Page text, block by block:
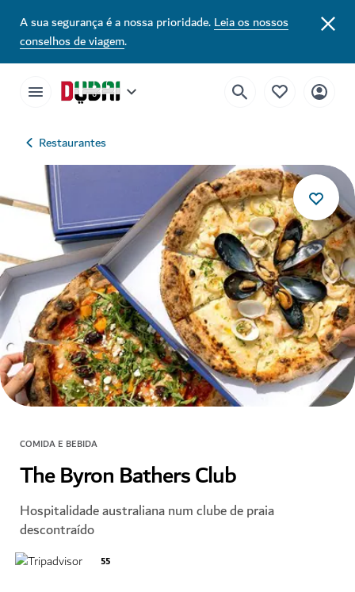
A sua segurança é a nossa prioridade.Leia os nossos
conselhos de viagem.
Restaurantes
COMIDA E BEBIDA
The Byron Bathers Club
Hospitalidade australiana num clube de praia
descontraído
55